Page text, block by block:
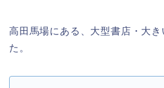
高田馬場にある、大型書店・大
た。